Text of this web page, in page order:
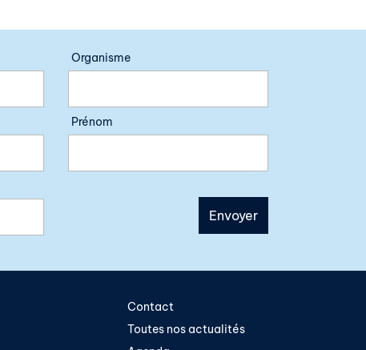
Organisme
Prénom
Contact
Toutes nos actualités